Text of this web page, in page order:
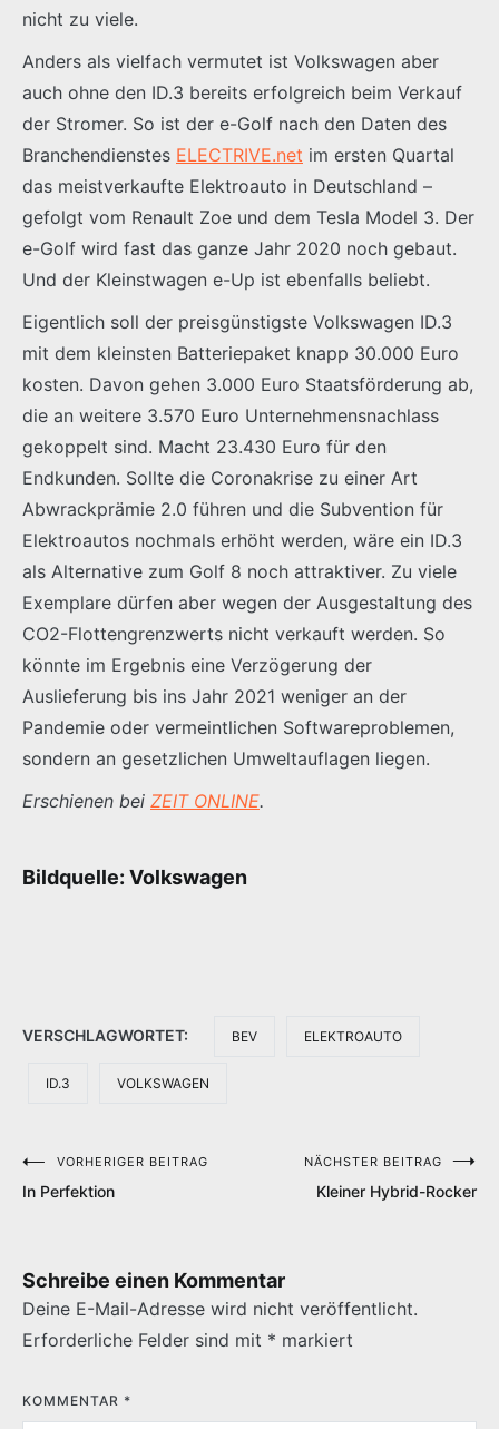
nicht zu viele.
Anders als vielfach vermutet ist Volkswagen aber
auch ohne den ID.3 bereits erfolgreich beim Verkauf
der Stromer. So ist der e-Golf nach den Daten des
Branchendienstes ELECTRIVE.net im ersten Quartal
das meistverkaufte Elektroauto in Deutschland –
gefolgt vom Renault Zoe und dem Tesla Model 3. Der
e-Golf wird fast das ganze Jahr 2020 noch gebaut.
Und der Kleinstwagen e-Up ist ebenfalls beliebt.
Eigentlich soll der preisgünstigste Volkswagen ID.3
mit dem kleinsten Batteriepaket knapp 30.000 Euro
kosten. Davon gehen 3.000 Euro Staatsförderung ab,
die an weitere 3.570 Euro Unternehmensnachlass
gekoppelt sind. Macht 23.430 Euro für den
Endkunden. Sollte die Coronakrise zu einer Art
Abwrackprämie 2.0 führen und die Subvention für
Elektroautos nochmals erhöht werden, wäre ein ID.3
als Alternative zum Golf 8 noch attraktiver. Zu viele
Exemplare dürfen aber wegen der Ausgestaltung des
CO2-Flottengrenzwerts nicht verkauft werden. So
könnte im Ergebnis eine Verzögerung der
Auslieferung bis ins Jahr 2021 weniger an der
Pandemie oder vermeintlichen Softwareproblemen,
sondern an gesetzlichen Umweltauflagen liegen.
Erschienen bei ZEIT ONLINE.
Bildquelle: Volkswagen
VERSCHLAGWORTET: BEV ELEKTROAUTO
ID.3 VOLKSWAGEN
Beitragsnavigation
VORHERIGER BEITRAG
In Perfektion
NÄCHSTER BEITRAG
Kleiner Hybrid-Rocker
Schreibe einen Kommentar
Deine E-Mail-Adresse wird nicht veröffentlicht.
Erforderliche Felder sind mit * markiert
KOMMENTAR *